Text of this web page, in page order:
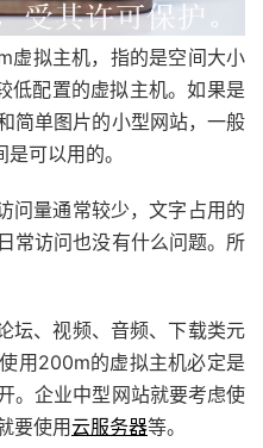
虚拟主机，指的是空间大小
低配置的虚拟主机。如果是
简单图片的小型网站，一般
可以用的。
问量通常较少，文字占用的
常访问也没有什么问题。所
坛、视频、音频、下载类元
用200m的虚拟主机必定是
。企业中型网站就要考虑使
要使用云服务器等。